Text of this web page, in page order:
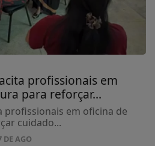
profissionais em
para reforçar...
profissionais em oficina de
cuidado...
DE AGO